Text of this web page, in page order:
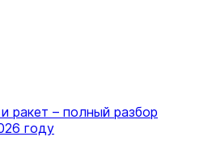
ракет – полный разбор
году